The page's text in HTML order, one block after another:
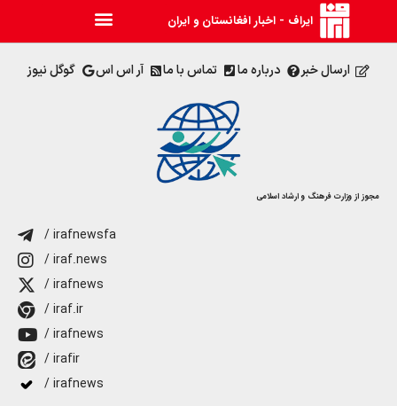
ایراف - اخبار افغانستان و ایران
ارسال خبر درباره ما تماس با ما آر اس اس گوگل نیوز
مجوز از وزارت فرهنگ و ارشاد اسلامی
/ irafnewsfa
/ iraf.news
/ irafnews
/ iraf.ir
/ irafnews
/ irafir
/ irafnews